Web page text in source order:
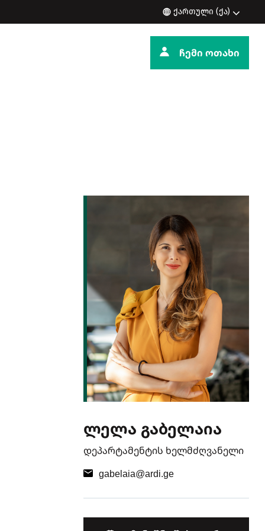
ქართული (ქა)
ჩემი ოთახი
ლელა გაბელაია
დეპარტამენტის ხელმძღვანელი
gabelaia@ardi.ge